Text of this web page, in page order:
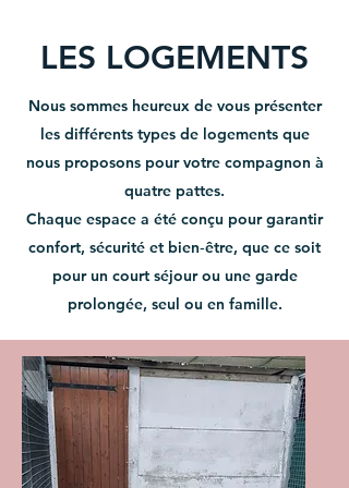
LES LOGEMENTS
Nous sommes heureux de vous présenter
les différents types de logements que
nous proposons pour votre compagnon à
quatre pattes.
Chaque espace a été conçu pour garantir
confort, sécurité et bien‑être, que ce soit
pour un court séjour ou une garde
prolongée, seul ou en famille.